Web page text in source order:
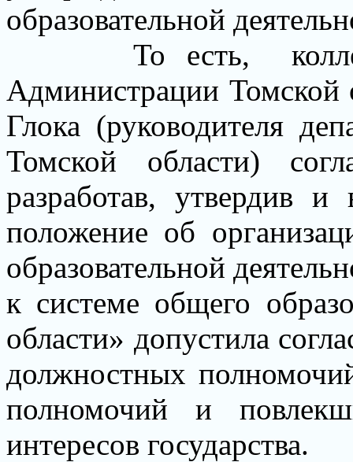
образовательной
То есть,
Администрации Томской
Глока (руководителя
Томской области)
разработав, утвердив
положение об
образовательной
к системе общего
области» допустила
должностных
полномочий и
интересов государства.